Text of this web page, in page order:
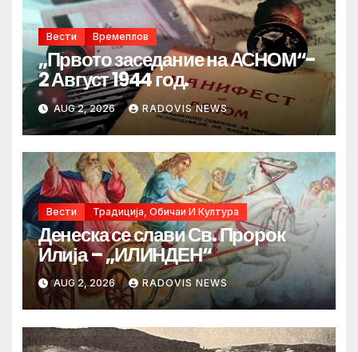
Вести Времеплов
„Првото заседание на АСНОМ“-
2 Август 1944 год.
AUG 2, 2026 RADOVIS NEWS
Вести Традиција, Обичаи И Култура
Денеска се слави Св. Пророк
Илија – „ИЛИНДЕН“
AUG 2, 2026 RADOVIS NEWS